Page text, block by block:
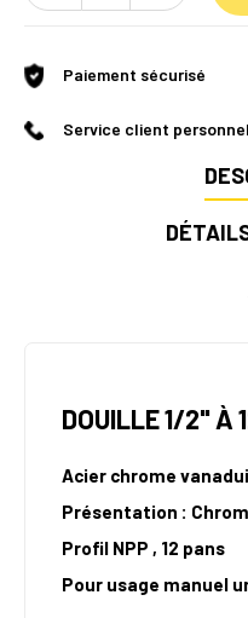
Paiement sécurisé
Service client personnel
DOUILLE 1/2" À
Acier chrome
Présentation :
Profil NPP , 12 pans
Pour usage manuel